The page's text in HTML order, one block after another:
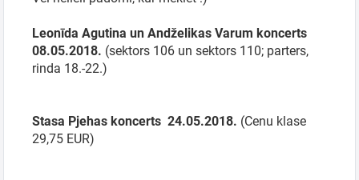
Meklēt kartē
Leonīda Agutina un Andželikas Varum koncerts
08.05.2018. (sektors 106 un sektors 110; parters,
rinda 18.-22.)
Stasa Pjehas koncerts 24.05.2018. (Cenu klase
29,75 EUR)